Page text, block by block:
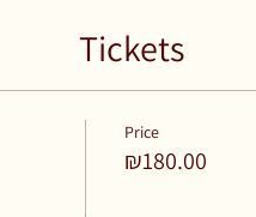
Tickets
Price
₪180.00